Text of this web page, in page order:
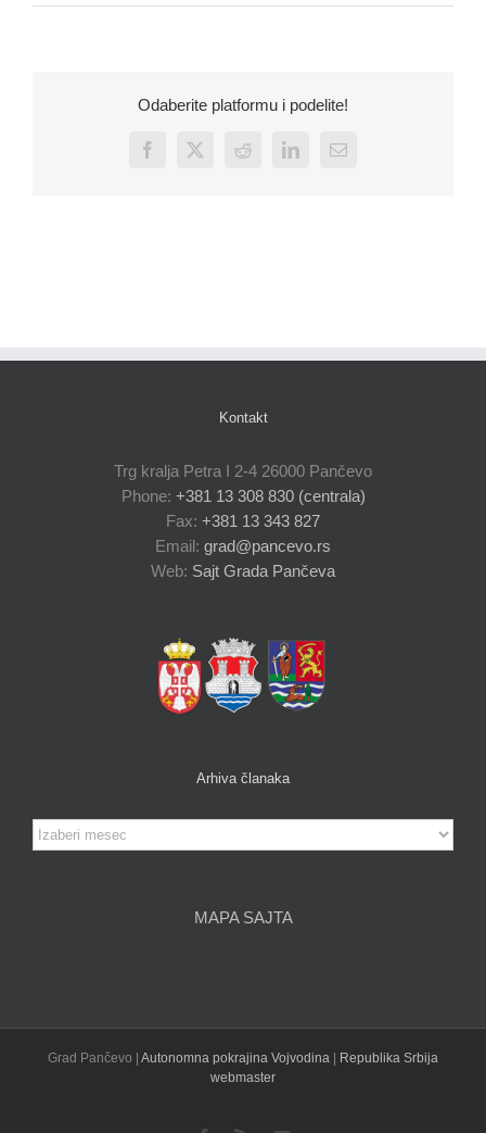
Odaberite platformu i podelite!
Facebook
X Reddit LinkedInEmail
Kontakt
Trg kralja Petra I 2-4 26000 Pančevo
Phone: +381 13 308 830 (centrala)
Fax: +381 13 343 827
Email: grad@pancevo.rs
Web: Sajt Grada Pančeva
Arhiva članaka
Arhiva
članaka
MAPA SAJTA
Grad Pančevo | Autonomna pokrajina Vojvodina | Republika Srbija
webmaster